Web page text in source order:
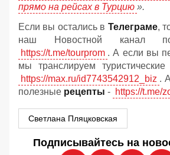
прямо на рейсах в Турцию ».
Если вы остались в Телеграме,
наш Новостной канал
https://t.me/tourprom . А если вы
мы транслируем
https://max.ru/id7743542912_biz .
полезные рецепты - https://t.me/
Светлана Пляцковская
Подписывайтесь на